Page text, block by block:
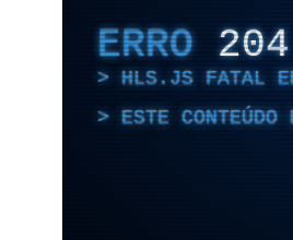
ERRO 204
HLS.JS FATAL
ESTE